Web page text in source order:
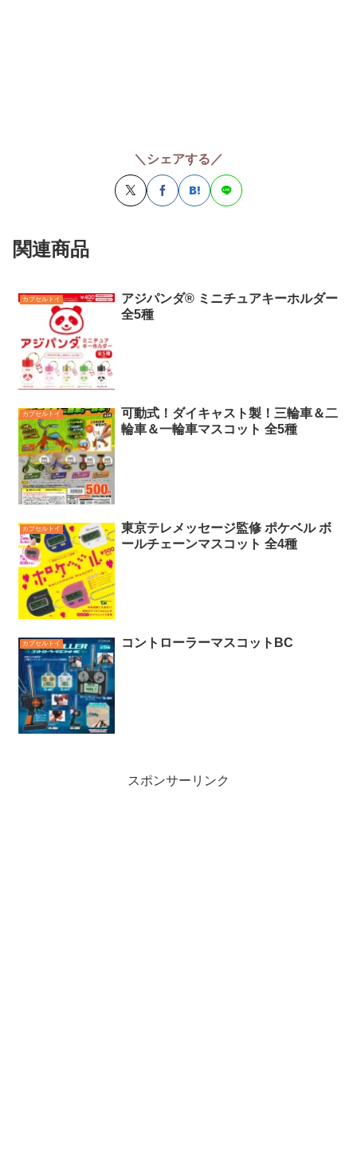
＼シェアする／
関連商品
カプセルトイ
アジパンダ® ミニチュアキーホルダー
全5種
カプセルトイ
可動式！ダイキャスト製！三輪車＆二
輪車＆一輪車マスコット 全5種
カプセルトイ
東京テレメッセージ監修 ポケベル ボ
ールチェーンマスコット 全4種
カプセルトイ コントローラーマスコットBC
スポンサーリンク